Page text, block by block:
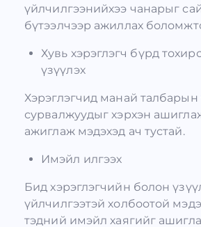
үйлчилгээнийхээ чанарыг
бүтээлчээр ажиллах
Хувь хэрэглэгч бүрд
үзүүлэх
Хэрэглэгчид манай талбарын
сурвалжуудыг хэрхэн
ажиглаж мэдэхэд ач тустай.
Имэйл илгээх
Бид хэрэглэгчийн болон
үйлчилгээтэй холбоотой
тэдний имэйл хаягийг